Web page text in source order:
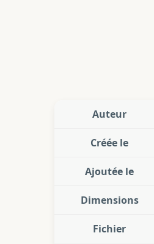
Auteur
Créée le
Ajoutée le
Dimensions
Fichier